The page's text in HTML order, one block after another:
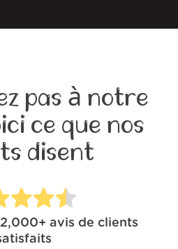
pas à notre
ce que nos
disent
2,000+ avis de clients